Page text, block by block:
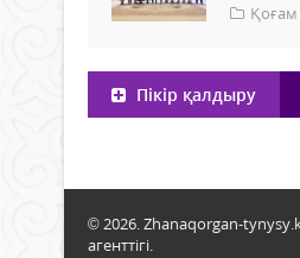
Қоғам
Пікір қалдыру
© 2026. Zhanaqorgan-
агенттігі.